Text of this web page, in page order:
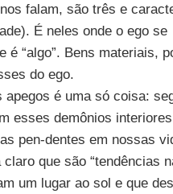
falam, são três e
É neles onde o ego se
é “algo”. Bens materiais,
do ego.
é uma só coisa:
esses demônios
pen-dentes em nossas
que são “tendências
um lugar ao sol e que